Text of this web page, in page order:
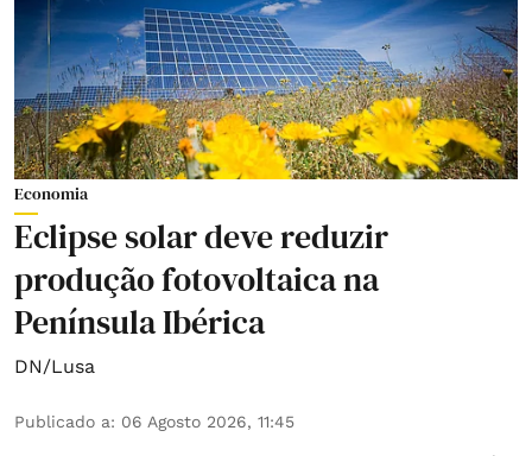
Economia
Eclipse solar deve reduzir
produção fotovoltaica na
Península Ibérica
DN/Lusa
Publicado a: 06 Agosto 2026, 11:45